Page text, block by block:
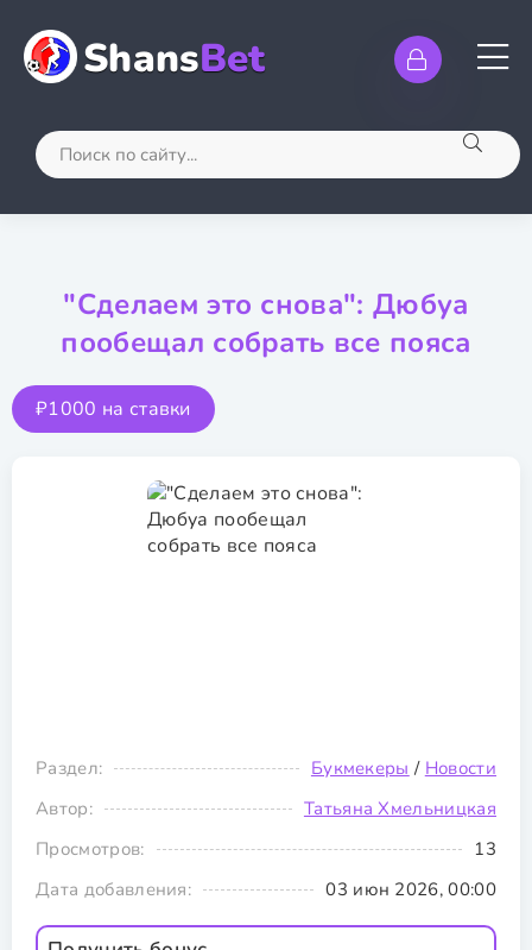
ShansBet
"Сделаем это снова": Дюбуа
пообещал собрать все пояса
₽1000 на ставки
Раздел: Букмекеры / Новости
Автор:
Татьяна Хмельницкая
Просмотров:
13
Дата добавления:
03 июн 2026, 00:00